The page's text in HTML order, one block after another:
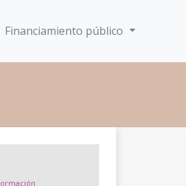
Financiamiento público